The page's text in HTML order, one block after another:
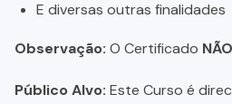
E diversas outras finalidades
Observação: O Certificado
Público Alvo: Este Curso é